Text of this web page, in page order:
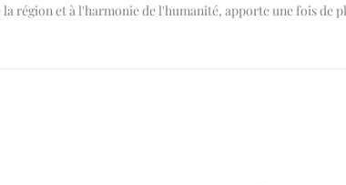
région et à l'harmonie de l'humanité, apporte une fois de